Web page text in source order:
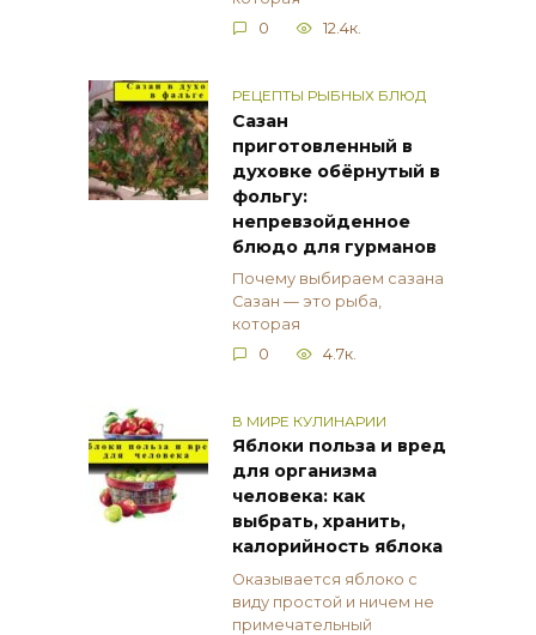
0
12.4к.
РЕЦЕПТЫ РЫБНЫХ БЛЮД
Сазан
приготовленный в
духовке обёрнутый в
фольгу:
непревзойденное
блюдо для гурманов
Почему выбираем сазана
Сазан — это рыба,
которая
0
4.7к.
В МИРЕ КУЛИНАРИИ
Яблоки польза и вред
для организма
человека: как
выбрать, хранить,
калорийность яблока
Оказывается яблоко с
виду простой и ничем не
примечательный